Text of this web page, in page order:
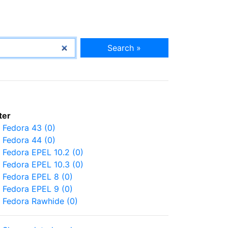
Search »
Fedora 43 (0)
Fedora 44 (0)
Fedora EPEL 10.2 (0)
Fedora EPEL 10.3 (0)
Fedora EPEL 8 (0)
Fedora EPEL 9 (0)
Fedora Rawhide (0)